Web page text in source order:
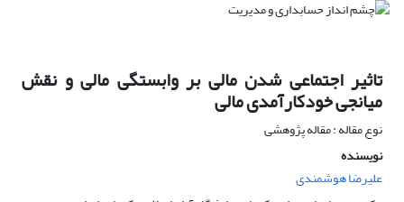
تاثیر اجتماعی شدن مالی بر وابستگی مالی و نقش
میانجی خودکارآمدی مالی
نوع مقاله : مقاله پژوهشی
نویسنده
علیرضا هوشمندی